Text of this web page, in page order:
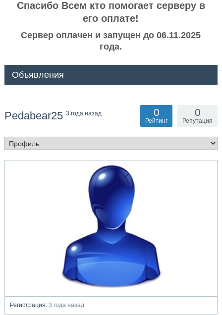
Спасибо Всем кто помогает серверу в
его оплате!
Сервер оплачен и запущен до 06.11.2025
года.
Объявления
Pedabear25 3 года назад 0
Репутация
0
Рейтинг
Регистрация:3 года назад